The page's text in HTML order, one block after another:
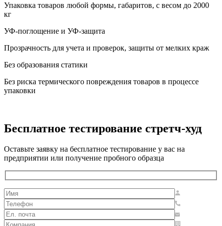
Упаковка товаров любой формы, габаритов, с весом до 2000
кг
УФ-поглощение и УФ-защита
Прозрачность для учета и проверок, защиты от мелких краж
Без образования статики
Без риска термического повреждения товаров в процессе
упаковки
Бесплатное тестирование стретч-худ
Оставьте заявку на бесплатное тестирование у вас на
предприятии или получение пробного образца